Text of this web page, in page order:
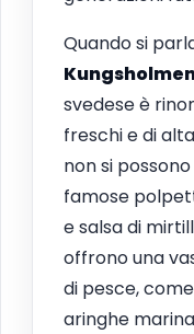
Quando si
svedese è
freschi e di
non si
famose
e salsa di
offrono una
di pesce,
aringhe